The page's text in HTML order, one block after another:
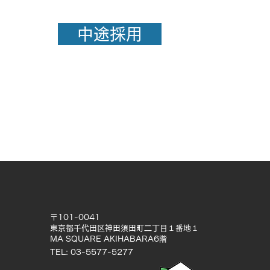
中途採用
〒101-0041
東京都千代田区神田須田町二丁目１番地１
MA SQUARE AKIHABARA6階
TEL: 03-5577-5277